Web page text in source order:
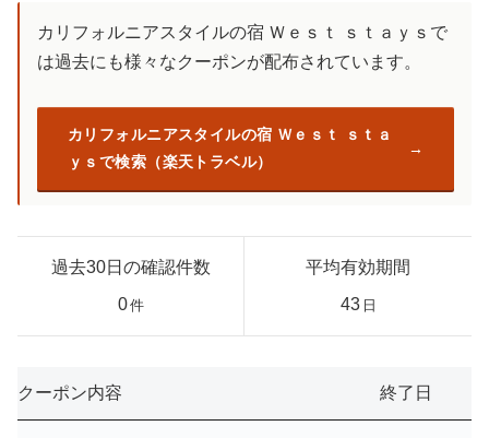
カリフォルニアスタイルの宿 Ｗｅｓｔ ｓｔａｙｓで
は過去にも様々なクーポンが配布されています。
カリフォルニアスタイルの宿 Ｗｅｓｔ ｓｔａ
ｙｓで検索（楽天トラベル）
過去30日の確認件数
0件
平均有効期間
43 日
クーポン内容 終了日